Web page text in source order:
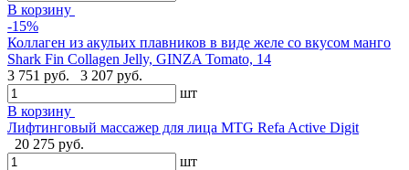
В корзину
-15%
Коллаген из акульих плавников в виде желе со вкусом манго
Shark Fin Collagen Jelly, GINZA Tomato, 14
3 751 руб.
3 207 руб.
шт
В корзину
Лифтинговый массажер для лица MTG Refa Active Digit
20 275 руб.
шт